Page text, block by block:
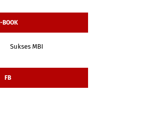
BOOK
Sukses MBI
FB